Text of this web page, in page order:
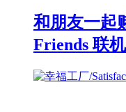
和朋友一起
Friends 联